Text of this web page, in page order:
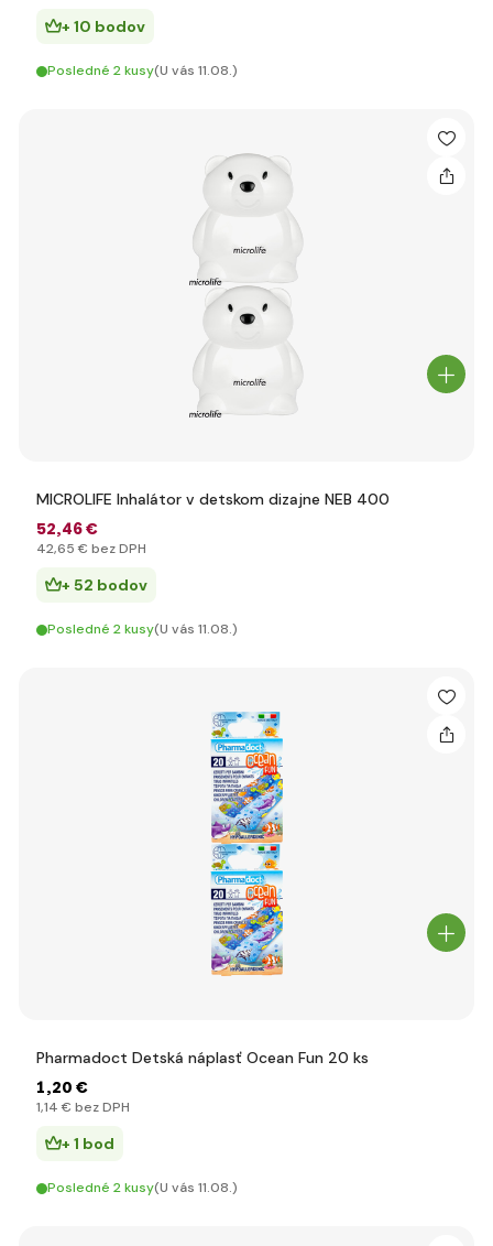
+ 10 bodov
Posledné 2 kusy(U vás 11.08.)
MICROLIFE Inhalátor v detskom dizajne NEB 400
52,46 €
42,65 € bez DPH
+ 52 bodov
Posledné 2 kusy(U vás 11.08.)
Pharmadoct Detská náplasť Ocean Fun 20 ks
1,20 €
1,14 € bez DPH
+ 1 bod
Posledné 2 kusy(U vás 11.08.)